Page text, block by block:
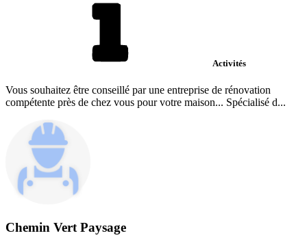
Activités
Vous souhaitez être conseillé par une entreprise de rénovation
compétente près de chez vous pour votre maison... Spécialisé d...
Chemin Vert Paysage